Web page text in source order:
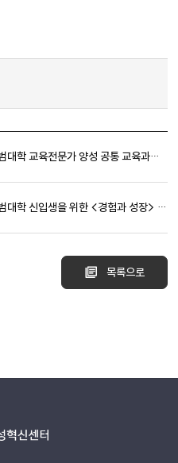
사범대학 교육전문가 양성 공통 교육과정 연구
사범대학 신입생을 위한 <경험과 성장> 교과목의 운영 성과 평가 및 개선 방안
목록으로